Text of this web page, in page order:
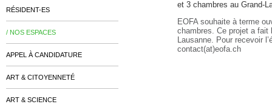
et 3 chambres au Grand-
EOFA souhaite à terme
chambres. Ce projet a fait
Lausanne. Pour recevoir
contact(at)eofa.ch
RÉSIDENT-ES
/ NOS ESPACES
APPEL À CANDIDATURE
ART & CITOYENNETÉ
ART & SCIENCE